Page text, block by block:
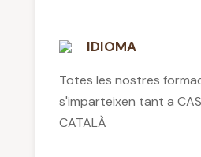
IDIOMA
Totes les nostres
s'imparteixen tant a
CATALÀ